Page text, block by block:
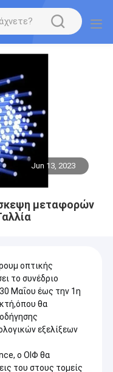
Jun 13, 2023
μεταφορών
οπτικής
το συνέδριο
Μαΐου έως την 1η
θα
εξελίξεων
ο ΟΙΦ θα
του στους τομείς